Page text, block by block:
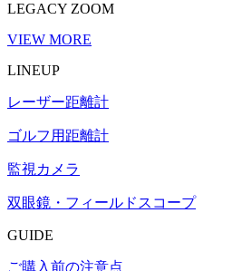
LEGACY ZOOM
VIEW MORE
LINEUP
レーザー距離計
ゴルフ用距離計
監視カメラ
双眼鏡・フィールドスコープ
GUIDE
ご購入前の注意点